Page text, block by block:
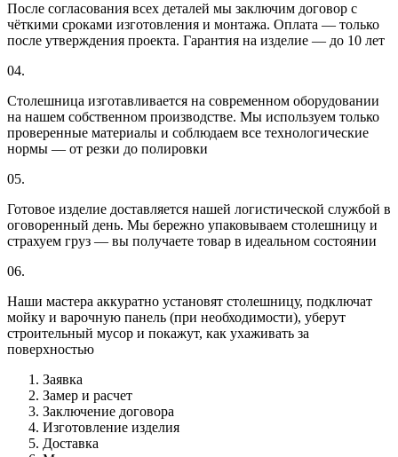
После согласования всех деталей мы заключим договор с
чёткими сроками изготовления и монтажа. Оплата — только
после утверждения проекта. Гарантия на изделие — до 10 лет
04.
Столешница изготавливается на современном оборудовании
на нашем собственном производстве. Мы используем только
проверенные материалы и соблюдаем все технологические
нормы — от резки до полировки
05.
Готовое изделие доставляется нашей логистической службой в
оговоренный день. Мы бережно упаковываем столешницу и
страхуем груз — вы получаете товар в идеальном состоянии
06.
Наши мастера аккуратно установят столешницу, подключат
мойку и варочную панель (при необходимости), уберут
строительный мусор и покажут, как ухаживать за
поверхностью
Заявка
Замер и расчет
Заключение договора
Изготовление изделия
Доставка